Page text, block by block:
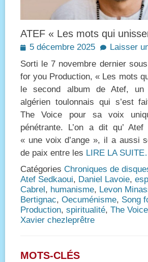
ATEF « Les mots qui
Posted
5 décembre 2025
Laisser
Sorti le 7 novembre dernier
for you Production, « Les mots
le second album de Atef, un
algérien toulonnais qui s’est
The Voice pour sa voix
pénétrante. L’on a dit qu’
« une voix d’ange », il a aussi
de paix entre les LIRE LA
Catégories Chroniques de
Atef Sedkaoui, Daniel Lavoie,
Cabrel, humanisme, Levon
Bertignac, Oecuménisme, Song
Production, spiritualité, The Voice
Xavier chezleprêtre
MOTS-CLÉS